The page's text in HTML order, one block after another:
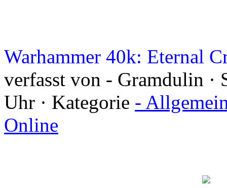
Warhammer 40k: Eternal
verfasst von - Gramdulin ·
Uhr · Kategorie -
Online